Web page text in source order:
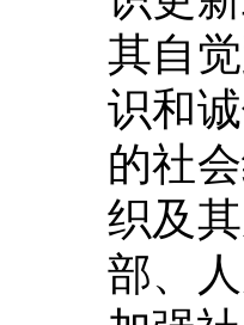
其自
识和
的社
织及
部、